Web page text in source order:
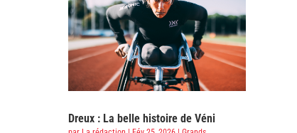
Dreux : La belle histoire de Véni